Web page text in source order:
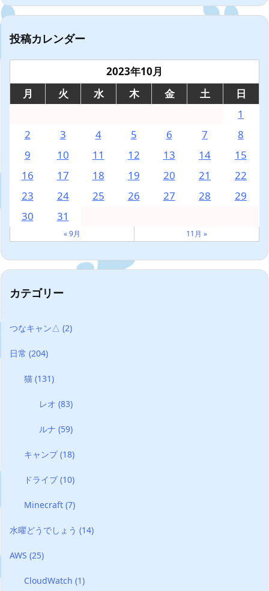
投稿カレンダー
2023年10月
月
火 水 木 金 土
日
1
2
3 4 5 6 7
8
9
10 11 12 13 14
15
16
17 18 19 20 21
22
23
24 25 26 27 28
29
30
31
« 9月 11月 »
カテゴリー
つなキャン△ (2)
日常 (204)
猫(131)
レオ (83)
ルナ (59)
キャンプ(18)
ドライブ(10)
Minecraft(7)
水曜どうでしょう (14)
AWS (25)
CloudWatch(1)